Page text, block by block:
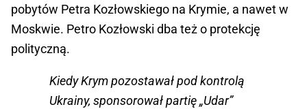
pobytów Petra Kozłowskiego na Krymie, a nawet w
Moskwie. Petro Kozłowski dba też o protekcję
polityczną.
Kiedy Krym pozostawał pod kontrolą
Ukrainy, sponsorował partię „Udar”